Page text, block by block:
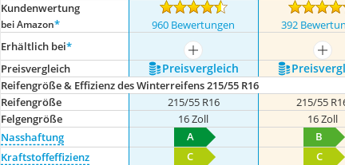
Kundenwertung
bei Amazon* 960 Bewertungen 392
Erhältlich bei*
mehr anzeigen
Preis­vergleich
Preis­vergleich
Reifengröße & Effizienz des Winterreifens 215/55 R16
Reifengröße
215/55 R16 215/55
Felgengröße
16 Zoll 16 Zoll
Nasshaftung
A B
Kraftstoffeffizienz
C C